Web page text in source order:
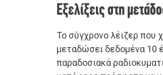
Εξελίξεις στη
Το σύγχρονο λέιζερ που
μεταδώσει δεδομένα 10
παραδοσιακά